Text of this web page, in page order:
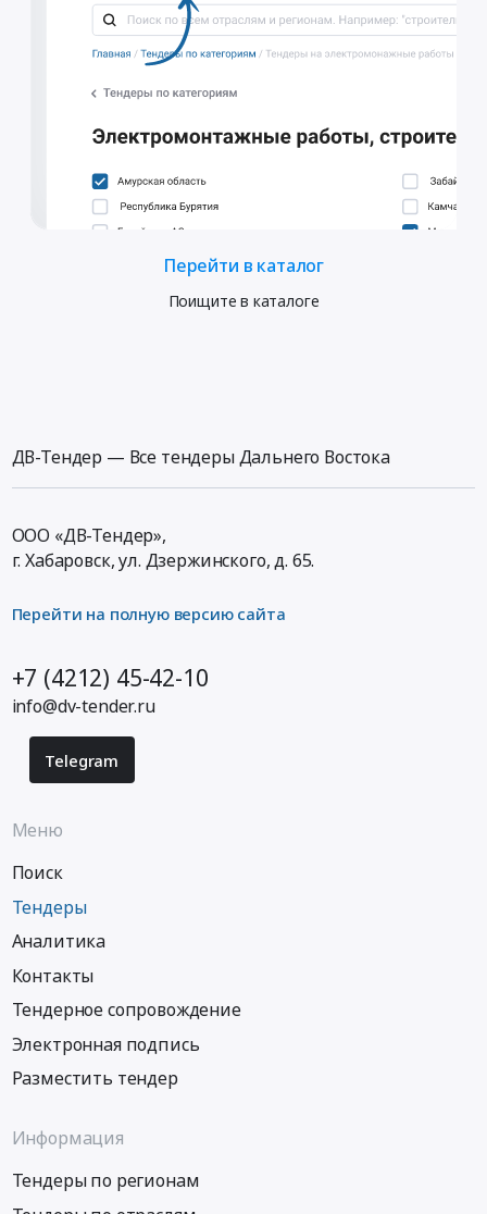
Перейти в каталог
Поищите в каталоге
ДВ-Тендер — Все тендеры Дальнего Востока
ООО «ДВ-Тендер»,
г. Хабаровск,ул. Дзержинского, д. 65.
Перейти на полную версию сайта
+7 (4212) 45-42-10
info@dv-tender.ru
Telegram
Меню
Поиск
Тендеры
Аналитика
Контакты
Тендерное сопровождение
Электронная подпись
Разместить тендер
Информация
Тендеры по регионам